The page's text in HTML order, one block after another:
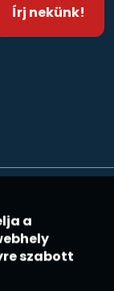
Írj nekünk!
a
szabott